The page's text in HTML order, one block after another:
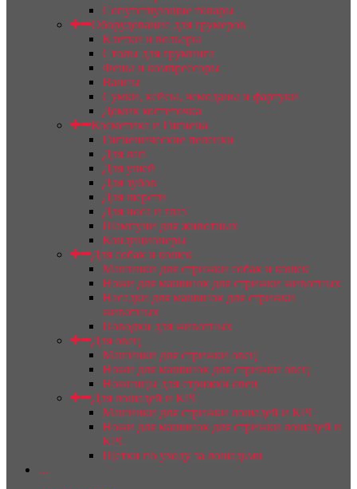
Сопутствующие товары
Оборудование для грумеров
Клетки и вольеры
Столы для груминга
Фены и компрессоры
Ванны
Сумки, кейсы, чемоданы и фартуки
Домик когтеточка
Косметика и Гигиена
Гигиенические пеленки
Для лап
Для ушей
Для зубов
Для шерсти
Для носа и глаз
Шампуни для животных
Кондиционеры
Для собак и кошек
Машинки для стрижки собак и кошек
Ножи для машинок для стрижки животных
Насадки для машинок для стрижки
животных
Поводки для животных
Для овец
Машинки для стрижки овец
Ножи для машинок для стрижки овец
Ножницы для стрижки овец
Для лошадей и КРС
Машинки для стрижки лошадей и КРС
Ножи для машинок для стрижки лошадей и
КРС
Щетки по уходу за лошадьми
...